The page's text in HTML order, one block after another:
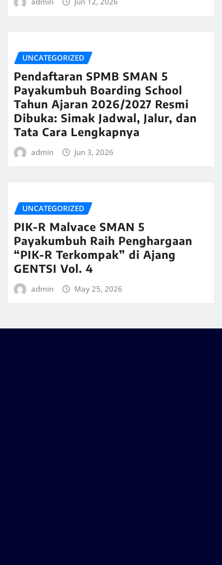
UNCATEGORIZED
Pendaftaran SPMB SMAN 5
Payakumbuh Boarding School
Tahun Ajaran 2026/2027 Resmi
Dibuka: Simak Jadwal, Jalur, dan
Tata Cara Lengkapnya
admin Jun 3, 2026
UNCATEGORIZED
PIK-R Malvace SMAN 5
Payakumbuh Raih Penghargaan
“PIK-R Terkompak” di Ajang
GENTSI Vol. 4
admin May 25, 2026